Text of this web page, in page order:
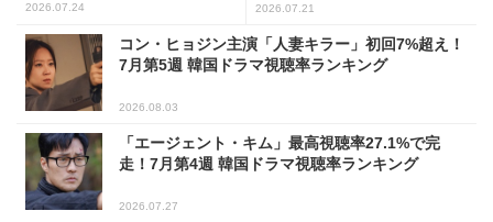
2026.07.24 2026.07.21
コン・ヒョジン主演「人妻キラー」初回7%超え！
7月第5週 韓国ドラマ視聴率ランキング
2026.08.03
「エージェント・キム」最高視聴率27.1%で完
走！7月第4週 韓国ドラマ視聴率ランキング
2026.07.27